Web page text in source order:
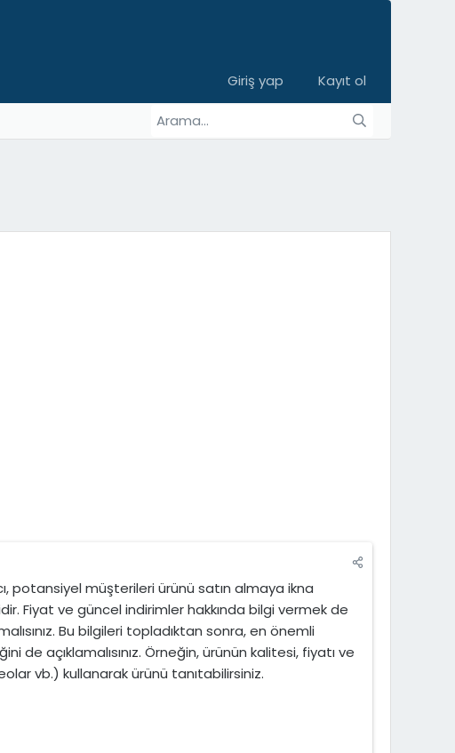
Giriş yap Kayıt ol
potansiyel müşterileri ürünü satın almaya ikna
Fiyat ve güncel indirimler hakkında bilgi vermek de
Bu bilgileri topladıktan sonra, en önemli
de açıklamalısınız. Örneğin, ürünün kalitesi, fiyatı ve
vb.) kullanarak ürünü tanıtabilirsiniz.